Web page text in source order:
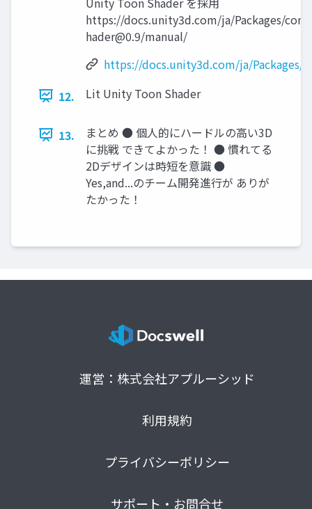
https://docs.unity3d.com/ja/Packages/
hader@0.9/manual/
https://docs.unity3d.com/ja/Packages/
12.
Lit Unity Toon Shader
13.
まとめ ● 個人的にハードルの高い3D
に挑戦 できてよかった！ ● 慣れてる
2Dデザインは時短を意識 ●
Yes,and...のチーム開発進行が ありが
たかった！
運営：株式会社アプルーシッド
利用規約
プライバシーポリシー
サポート・お問合せ